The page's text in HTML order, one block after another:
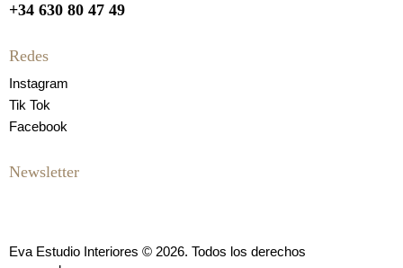
+34 630 80 47 49
Redes
Instagram
Tik Tok
Facebook
Newsletter
Eva Estudio Interiores © 2026. Todos los derechos